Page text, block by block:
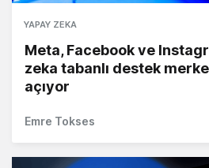
YAPAY ZEKA
Meta, Facebook ve
zeka tabanlı destek
açıyor
Emre Tokses